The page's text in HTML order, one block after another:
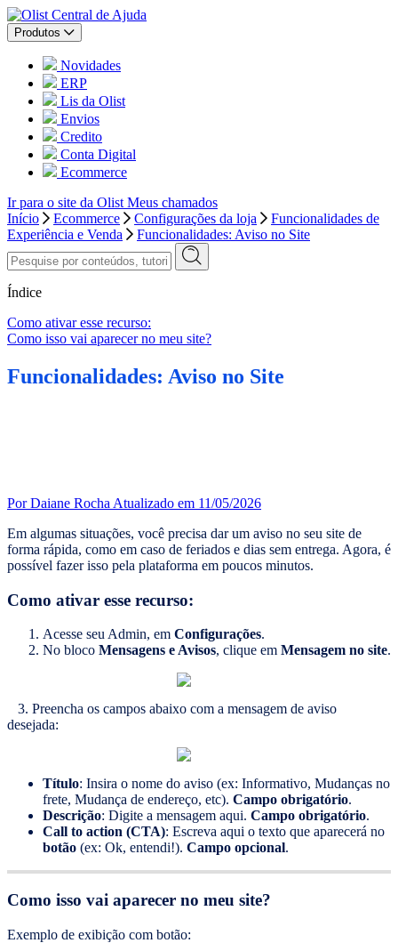
Central de Ajuda
Produtos
Novidades
ERP
Lis da Olist
Envios
Credito
Conta Digital
Ecommerce
Ir para o site da Olist Meus chamados
Início
Ecommerce Configurações da loja
Funcionalidades de
Experiência e Venda
Funcionalidades: Aviso no Site
Índice
Como ativar esse recurso:
Como isso vai aparecer no meu site?
Funcionalidades: Aviso no Site
Por Daiane Rocha Atualizado em 11/05/2026
Em algumas situações, você precisa dar um aviso no seu site de
forma rápida, como em caso de feriados e dias sem entrega. Agora, é
possível fazer isso pela plataforma em poucos minutos.
Como ativar esse recurso:
Acesse seu Admin, em Configurações.
No bloco Mensagens e Avisos, clique em Mensagem no site.
3. Preencha os campos abaixo com a mensagem de aviso
desejada:
Título: Insira o nome do aviso (ex: Informativo, Mudanças no
frete, Mudança de endereço, etc). Campo obrigatório.
Descrição: Digite a mensagem aqui. Campo obrigatório.
Call to action (CTA): Escreva aqui o texto que aparecerá no
botão (ex: Ok, entendi!). Campo opcional.
Como isso vai aparecer no meu site?
Exemplo de exibição com botão: